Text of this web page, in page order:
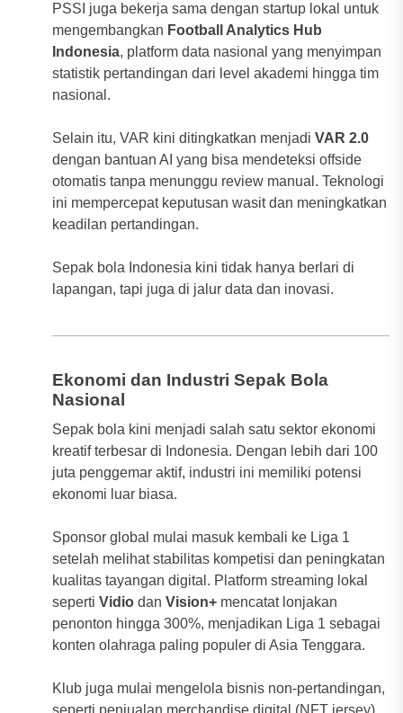
PSSI juga bekerja sama dengan startup lokal untuk
mengembangkan Football Analytics Hub
Indonesia, platform data nasional yang menyimpan
statistik pertandingan dari level akademi hingga tim
nasional.
Selain itu, VAR kini ditingkatkan menjadi VAR 2.0
dengan bantuan AI yang bisa mendeteksi offside
otomatis tanpa menunggu review manual. Teknologi
ini mempercepat keputusan wasit dan meningkatkan
keadilan pertandingan.
Sepak bola Indonesia kini tidak hanya berlari di
lapangan, tapi juga di jalur data dan inovasi.
Ekonomi dan Industri Sepak Bola
Nasional
Sepak bola kini menjadi salah satu sektor ekonomi
kreatif terbesar di Indonesia. Dengan lebih dari 100
juta penggemar aktif, industri ini memiliki potensi
ekonomi luar biasa.
Sponsor global mulai masuk kembali ke Liga 1
setelah melihat stabilitas kompetisi dan peningkatan
kualitas tayangan digital. Platform streaming lokal
seperti Vidiodan Vision+mencatat lonjakan
penonton hingga 300%, menjadikan Liga 1 sebagai
konten olahraga paling populer di Asia Tenggara.
Klub juga mulai mengelola bisnis non-pertandingan,
seperti penjualan merchandise digital (NFT jersey),